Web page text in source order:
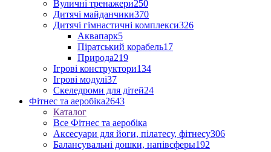
Вуличні тренажери250
Дитячі майданчики370
Дитячі гімнастичні комплекси326
Аквапарк5
Піратський корабель17
Природа219
Ігрові конструктори134
Ігрові модулі37
Скеледроми для дітей24
Фітнес та аеробіка2643
Каталог
Все Фітнес та аеробіка
Аксесуари для йоги, пілатесу, фітнесу306
Балансувальні дошки, напівсферы192